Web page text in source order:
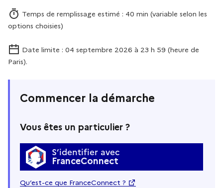
Temps de remplissage estimé : 40 min (variable selon les
options choisies)
Date limite : 04 septembre 2026 à 23 h 59 (heure de
Paris).
Commencer la démarche
Vous êtes un particulier ?
S’identifier avec
FranceConnect
Qu’est-ce que FranceConnect ?